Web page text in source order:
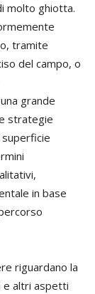
molto ghiotta.
tramite
del campo, o
grande
strategie
superficie
in base
riguardano la
e altri aspetti